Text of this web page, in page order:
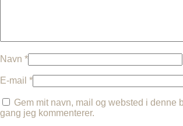
Navn *
E-mail *
Gem mit navn, mail og websted i denne
gang jeg kommenterer.